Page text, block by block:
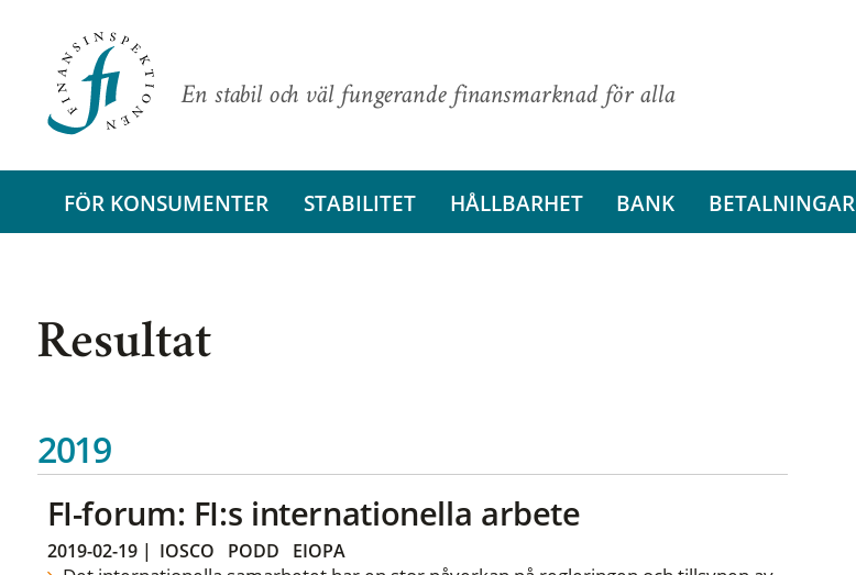
En stabil och väl fungerande finansmarknad för alla
FÖR KONSUMENTER STABILITET HÅLLBARHET BANK BETALNINGAR
Resultat
2019
FI-forum: FI:s internationella arbete
2019-02-19| IOSCO PODD EIOPA